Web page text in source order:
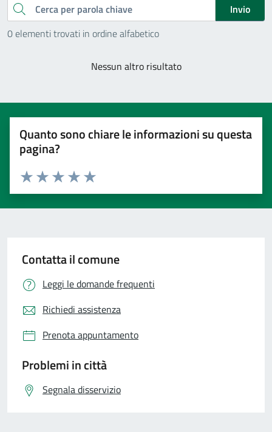
Cerca
Invio
0 elementi trovati in ordine alfabetico
Nessun altro risultato
Quanto sono chiare le informazioni su questa
pagina?
Valuta 5 stelle su 5
Valuta 4 stelle su 5
Valuta 3 stelle su 5
Valuta 2 stelle su 5
Valuta 1 stelle su 5
Contatta il comune
Leggi le domande frequenti
Richiedi assistenza
Prenota appuntamento
Problemi in città
Segnala disservizio